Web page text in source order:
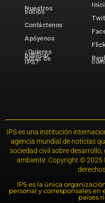
Nuestros
socios
Contáctenos
Apóyenos
¿Quieres
publicar
notas de
IPS?
IPS es una institución
agencia mundial de noticias
sociedad civil sobre
ambiente. Copyright © 2025
IPS es la única
personal y corresponsales
países